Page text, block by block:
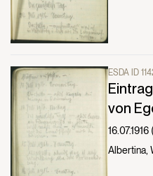
ESDA ID
von
Albertina,